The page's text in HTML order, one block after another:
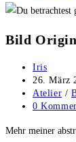
Bild
Beitrags-
Autor:
Iris
Beitrag
26. März
Beitrags-
Kategorie:
Atelier /
Beitrags-
0
Mehr meiner